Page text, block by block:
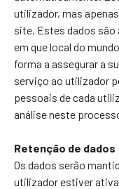
utilizador, mas
site. Estes dados são
em que local do
forma a assegurar a
serviço ao utilizador
pessoais de cada
análise neste
Retenção de dados
Os dados serão
utilizador estiver